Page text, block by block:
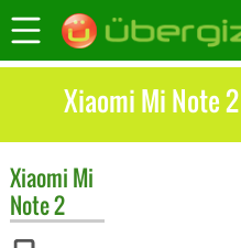
Xiaomi Mi
Note 2